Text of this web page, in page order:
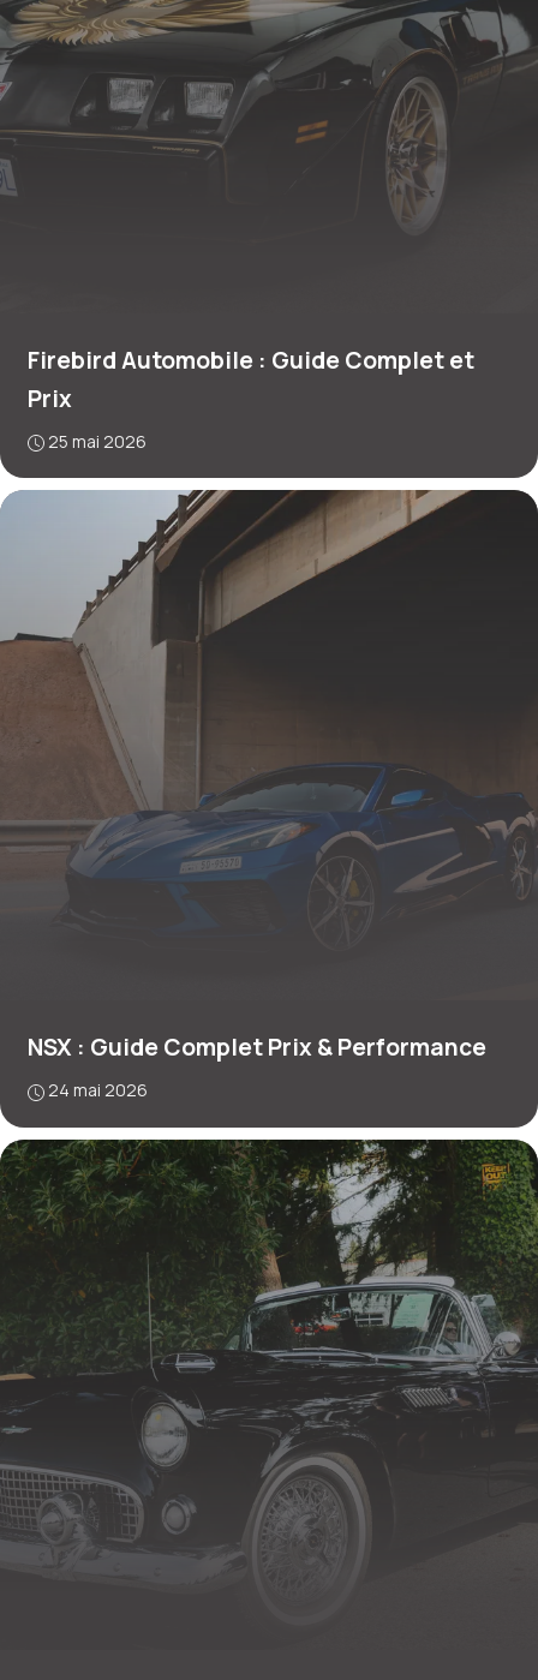
Firebird Automobile : Guide Complet et
Prix
25 mai 2026
NSX : Guide Complet Prix & Performance
24 mai 2026